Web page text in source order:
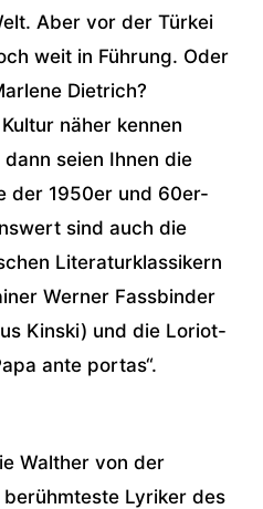
Aber vor der Türkei
weit in Führung. Oder
Dietrich?
näher kennen
seien Ihnen die
der 1950er und 60er-
sind auch die
Literaturklassikern
Werner Fassbinder
Kinski) und die Loriot-
ante portas“.
Walther von der
Lyriker des